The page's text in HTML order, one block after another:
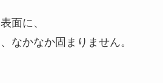
面に、
なかなか固まりません。